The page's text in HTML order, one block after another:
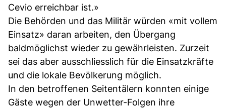
Cevio erreichbar ist.»
Die Behörden und das Militär würden «mit vollem
Einsatz» daran arbeiten, den Übergang
baldmöglichst wieder zu gewährleisten. Zurzeit
sei das aber ausschliesslich für die Einsatzkräfte
und die lokale Bevölkerung möglich.
In den betroffenen Seitentälern konnten einige
Gäste wegen der Unwetter-Folgen ihre